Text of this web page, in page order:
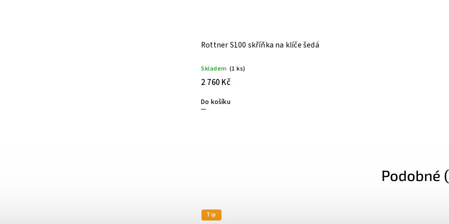
Rottner S100 skříňka na klíče šedá
Skladem (1 ks)
2 760 Kč
Do košíku
Podobné
Tip